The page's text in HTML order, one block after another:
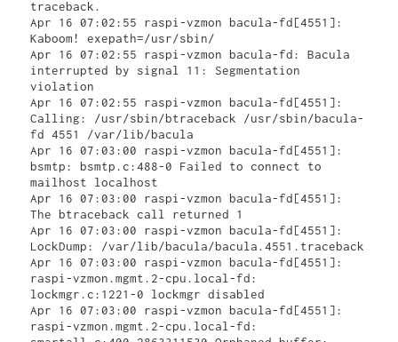
traceback.
Apr 16 07:02:55 raspi-vzmon bacula-fd[4551]:
Kaboom! exepath=/usr/sbin/
Apr 16 07:02:55 raspi-vzmon bacula-fd: Bacula
interrupted by signal 11: Segmentation
violation
Apr 16 07:02:55 raspi-vzmon bacula-fd[4551]:
Calling: /usr/sbin/btraceback /usr/sbin/bacula-
fd 4551 /var/lib/bacula
Apr 16 07:03:00 raspi-vzmon bacula-fd[4551]:
bsmtp: bsmtp.c:488-0 Failed to connect to
mailhost localhost
Apr 16 07:03:00 raspi-vzmon bacula-fd[4551]:
The btraceback call returned 1
Apr 16 07:03:00 raspi-vzmon bacula-fd[4551]:
LockDump: /var/lib/bacula/bacula.4551.traceback
Apr 16 07:03:00 raspi-vzmon bacula-fd[4551]:
raspi-vzmon.mgmt.2-cpu.local-fd:
lockmgr.c:1221-0 lockmgr disabled
Apr 16 07:03:00 raspi-vzmon bacula-fd[4551]:
raspi-vzmon.mgmt.2-cpu.local-fd: